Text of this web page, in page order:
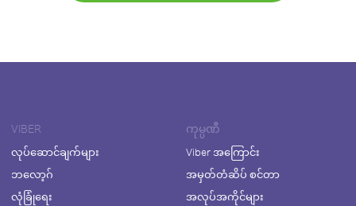
VIBER
လုပ်ဆောင်ချက်များ
ဘလော့ဂ်
လုံခြုံရေး
ကုမ္ပဏီ
Viber အကြောင်း
အမှတ်တံဆိပ် စင်တာ
အလုပ်အကိုင်များ